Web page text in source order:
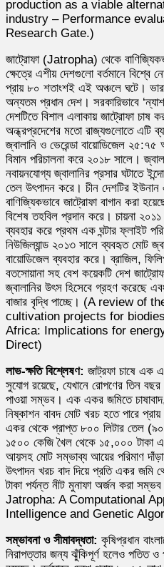
production as a viable
industry – Performance
Research Gate.)
জাট্রোফা (Jatropha) থেকে
ক্ষেত্রে এশীয় দেশগুলো বর্তমানে বিশ্বে
প্রায় ৮০ শতাংশই এই অঞ্চলে ঘটে।
অন্যতম প্রধান দেশ। সরকারিভাবে
দেশটিতে বিশাল এলাকায় জাট্রোফা
অন্ধ্রপ্রদেশের মতো রাজ্যগুলোতে এটি
জ্বালানি ও ভেরেন্ডা বায়োডিজেল ২৫:৭৫
বিমান পরিচালনা করে ২০১৮ সালে।
নবায়নযোগ্য জ্বালানির প্রসার ঘটাতে
তেল উৎপাদন করে। চীন দেশটির
বাণিজ্যিকভাবে জাট্রোফা বাগান করা
বিশেষ তহবিল প্রদান করে। চায়না
ব্যবহার করে প্রথম এক ঘন্টার ফ্লাইট
নিউজিল্যান্ড ২০১৩ সালে ব্যবহৃত মোট
বায়োডিজেল ব্যবহার করে। ব্রাজিল,
বতসোয়ানা সহ বেশ কয়েকটি দেশ
জ্বালানির উৎস হিসেবে গ্রহণ করেছে
বাজার বৃদ্ধি পাচ্ছে। (A review
cultivation projects for
Africa: Implications for
Direct)
লাভ-ক্ষতি বিশ্লেষণ: জাট্রফা চাষে এক
সুযোগ রয়েছে, যেখানে রোপণের তিন
পাওয়া সম্ভব। এক একর জমিতে
নিষ্কাশন বাবদ মোট খরচ হতে পারে
একর থেকে প্রাপ্ত ৮০০ লিটার তেল (৯০
১৫০০ কেজি খৈল থেকে ১৫,০০০ টাকা
আয়সহ মোট সম্ভাব্য আয়ের পরিমাণ
উৎপাদন খরচ বাদ দিয়ে প্রতি একর
টাকা পর্যন্ত নীট মুনাফা অর্জন করা
Jatropha: A Computational
Intelligence and Genetic
সম্ভাবনা ও সীমাবদ্ধতা: কৃষিপ্রধান
নিরাপত্তার জন্য ঝুঁকিপূর্ণ হলেও পতিত